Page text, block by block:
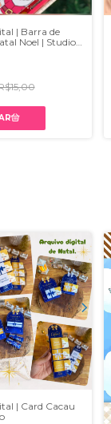
| Barra de
Noel | Studio e
| Card Cacau